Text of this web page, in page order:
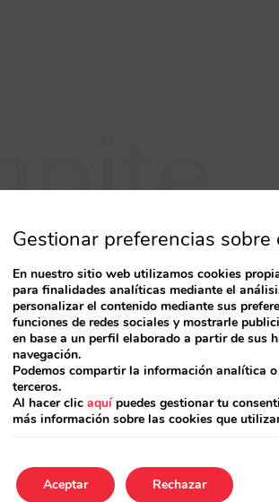
tu cliente.
en los principales escaparates online
aumentando tu venta
OTA desviando sus ventas en
reservas incrementales de tu sitio web
Gestionar preferencias sobre
En nuestro sitio web utilizamos cookies
para finalidades analíticas mediante el
personalizar el contenido mediante sus
funciones de redes sociales y mostrarle
en base a un perfil elaborado a partir de sus
navegación.
Podemos compartir la información analítica
terceros.
Al hacer clic aquípuedes gestionar tu
más información sobre las cookies que
Aceptar Rechazar